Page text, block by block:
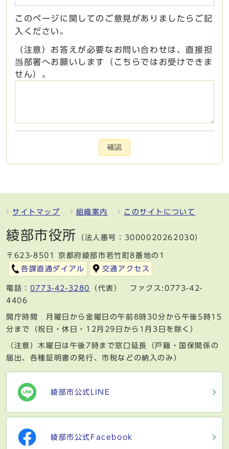
このページに関してのご意見がありましたらご記
入ください。
（注意）お答えが必要なお問い合わせは、直接担
当部署へお願いします（こちらではお受けできま
せん）。
確認
サイトマップ 組織案内 このサイトについて
綾部市役所 （法人番号：3000020262030）
〒623-8501 京都府綾部市若竹町8番地の1
各課直通ダイアル
交通アクセス
電話： 0773-42-3280
（代表） ファクス:0773-42-
4406
開庁時間 月曜日から金曜日の午前8時30分から午後5時15
分まで（祝日・休日・12月29日から1月3日を除く）
（注意）木曜日は午後7時まで窓口延長（戸籍・国保関係の
届出、各種証明書の発行、市税などの納入のみ）
綾部市公式LINE
綾部市公式Facebook